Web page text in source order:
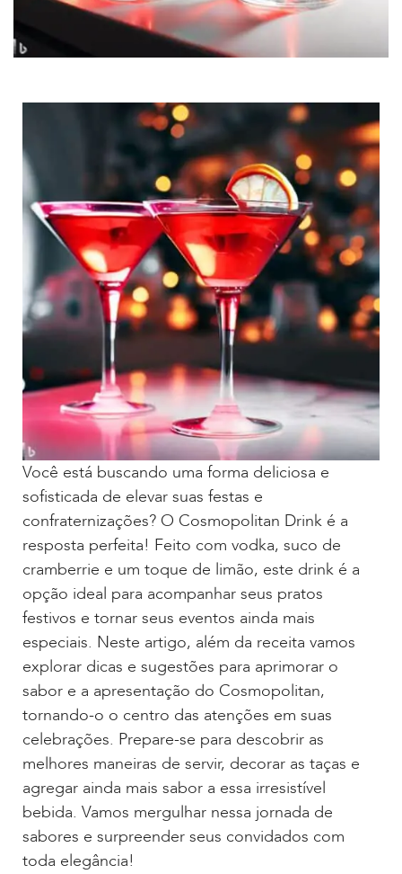
Você está buscando uma forma deliciosa e
sofisticada de elevar suas festas e
confraternizações? O Cosmopolitan Drink é a
resposta perfeita! Feito com vodka, suco de
cramberrie e um toque de limão, este drink é a
opção ideal para acompanhar seus pratos
festivos e tornar seus eventos ainda mais
especiais. Neste artigo, além da receita vamos
explorar dicas e sugestões para aprimorar o
sabor e a apresentação do Cosmopolitan,
tornando-o o centro das atenções em suas
celebrações. Prepare-se para descobrir as
melhores maneiras de servir, decorar as taças e
agregar ainda mais sabor a essa irresistível
bebida. Vamos mergulhar nessa jornada de
sabores e surpreender seus convidados com
toda elegância!